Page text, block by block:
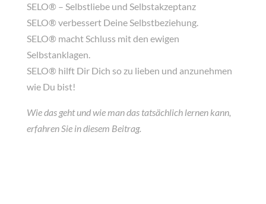
SELO® – Selbstliebe und Selbstakzeptanz
SELO® verbessert Deine Selbstbeziehung.
SELO® macht Schluss mit den ewigen
Selbstanklagen.
SELO® hilft Dir Dich so zu lieben und anzunehmen
wie Du bist!
Wie das geht und wie man das tatsächlich lernen kann,
erfahren Sie in diesem Beitrag.